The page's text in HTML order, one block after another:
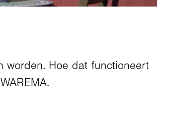
worden. Hoe dat functioneert